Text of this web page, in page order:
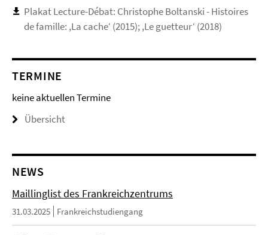
Plakat Lecture-Débat: Christophe Boltanski - Histoires
de famille: ,La cache‘ (2015); ,Le guetteur‘ (2018)
TERMINE
keine aktuellen Termine
Übersicht
NEWS
Maillinglist des Frankreichzentrums
31.03.2025 Frankreichstudiengang